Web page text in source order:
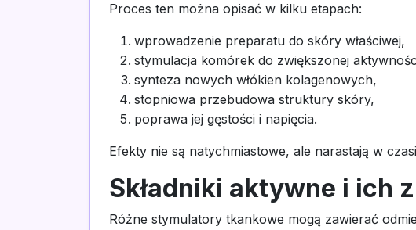
Proces ten można opisać w kilku etapach:
wprowadzenie preparatu do skóry właściwej,
stymulacja komórek do zwiększonej
synteza nowych włókien kolagenowych,
stopniowa przebudowa struktury skóry,
poprawa jej gęstości i napięcia.
Efekty nie są natychmiastowe, ale narastają w
Składniki aktywne i ich
Różne stymulatory tkankowe mogą zawierać